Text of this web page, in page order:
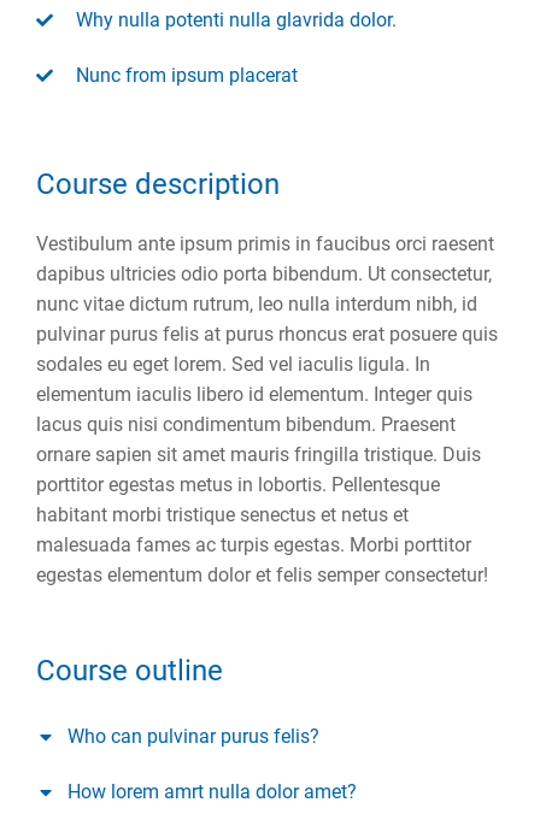
Why nulla potenti nulla glavrida dolor.
Nunc from ipsum placerat
Course description
Vestibulum ante ipsum primis in faucibus orci raesent
dapibus ultricies odio porta bibendum. Ut consectetur,
nunc vitae dictum rutrum, leo nulla interdum nibh, id
pulvinar purus felis at purus rhoncus erat posuere quis
sodales eu eget lorem. Sed vel iaculis ligula. In
elementum iaculis libero id elementum. Integer quis
lacus quis nisi condimentum bibendum. Praesent
ornare sapien sit amet mauris fringilla tristique. Duis
porttitor egestas metus in lobortis. Pellentesque
habitant morbi tristique senectus et netus et
malesuada fames ac turpis egestas. Morbi porttitor
egestas elementum dolor et felis semper consectetur!
Course outline
Who can pulvinar purus felis?
How lorem amrt nulla dolor amet?